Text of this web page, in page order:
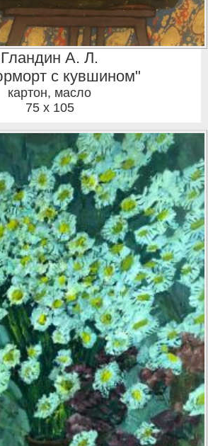
Гландин А. Л.
с кувшином"
картон, масло
75 x 105